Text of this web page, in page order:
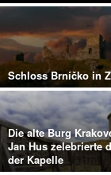
Schloss Brníčko in
Die alte Burg
Jan Hus zelebrierte
der Kapelle